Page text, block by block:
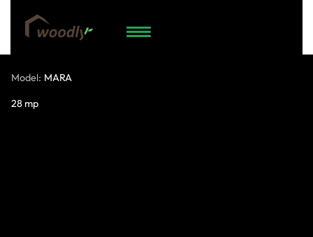
Model: MARA
28 mp
WhatsApp